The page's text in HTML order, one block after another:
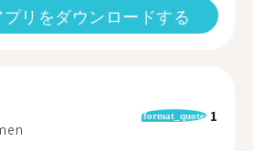
プリをダウンロードする
format_quote 1